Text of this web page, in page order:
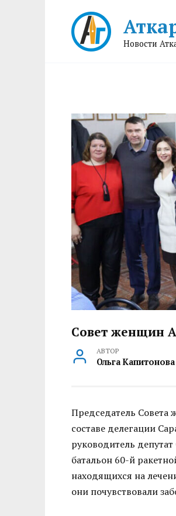
Новости
Совет женщин
АВТОР
Ольга Капитонова
Председатель Совета
составе делегации
руководитель
батальон 60-й
находящихся на
они почувствовали